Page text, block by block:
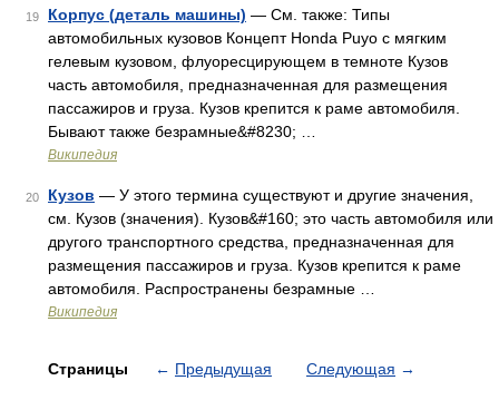
19 Корпус (деталь машины) — См. также: Типы
автомобильных кузовов Концепт Honda Puyo с мягким
гелевым кузовом, флуоресцирующем в темноте Кузов
часть автомобиля, предназначенная для размещения
пассажиров и груза. Кузов крепится к раме автомобиля.
Бывают также безрамные&#8230; …
Википедия
20 Кузов — У этого термина существуют и другие значения,
см. Кузов (значения). Кузов&#160; это часть автомобиля или
другого транспортного средства, предназначенная для
размещения пассажиров и груза. Кузов крепится к раме
автомобиля. Распространены безрамные …
Википедия
Страницы ← Предыдущая Следующая →